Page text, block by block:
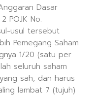
Dasar
POJK No.
usul tersebut
Pemegang Saham
1/20 (satu per
seluruh saham
sah, dan harus
lambat 7 (tujuh)